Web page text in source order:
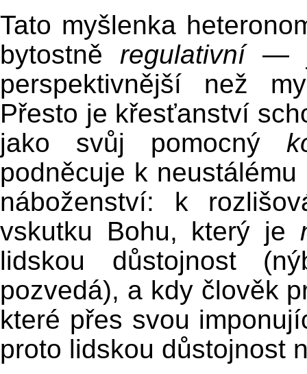
Tato myšlenka
bytostně regulativní— je
perspektivnější než
Přesto je křesťanství
jako svůj pomocný
podněcuje k
náboženství: k
vskutku Bohu, který je
lidskou důstojnost
pozvedá), a kdy člověk
které přes svou
proto lidskou důstojnost